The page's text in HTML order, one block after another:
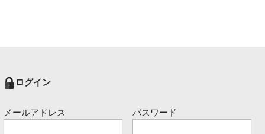
ログイン
メールアドレス パスワード